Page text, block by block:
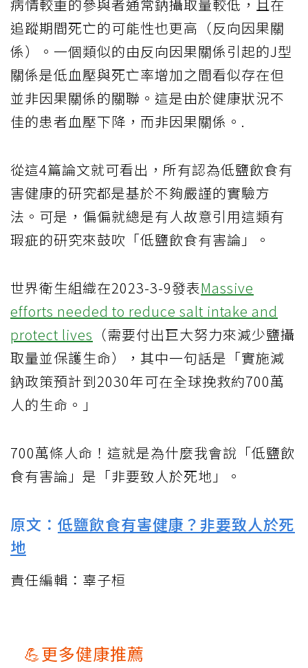
病情較重的參與者通常鈉攝取量較低，且在
追蹤期間死亡的可能性也更高（反向因果關
係）。一個類似的由反向因果關係引起的J型
關係是低血壓與死亡率增加之間看似存在但
並非因果關係的關聯。這是由於健康狀況不
佳的患者血壓下降，而非因果關係。.
從這4篇論文就可看出，所有認為低鹽飲食有
害健康的研究都是基於不夠嚴謹的實驗方
法。可是，偏偏就總是有人故意引用這類有
瑕疵的研究來鼓吹「低鹽飲食有害論」。
世界衛生組織在2023-3-9發表Massive
efforts needed to reduce salt intake and
protect lives （需要付出巨大努力來減少鹽攝
取量並保護生命），其中一句話是「實施減
鈉政策預計到2030年可在全球挽救約700萬
人的生命。」
700萬條人命！這就是為什麼我會說「低鹽飲
食有害論」是「非要致人於死地」。
原文： 低鹽飲食有害健康？非要致人於死
地
責任編輯：辜子桓
💪更多健康推薦